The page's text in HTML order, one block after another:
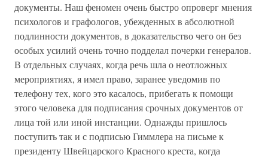
документы. Наш феномен очень быстро опроверг мнения
психологов и графологов, убежденных в абсолютной
подлинности документов, в доказательство чего он без
особых усилий очень точно подделал почерки генералов.
В отдельных случаях, когда речь шла о неотложных
мероприятиях, я имел право, заранее уведомив по
телефону тех, кого это касалось, прибегать к помощи
этого человека для подписания срочных документов от
лица той или иной инстанции. Однажды пришлось
поступить так и с подписью Гиммлера на письме к
президенту Швейцарского Красного креста, когда